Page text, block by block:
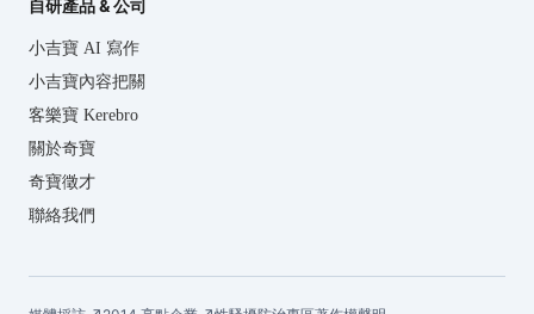
自研產品 & 公司
小吉寶 AI 寫作
小吉寶內容把關
客樂寶 Kerebro
關於奇寶
奇寶徵才
聯絡我們